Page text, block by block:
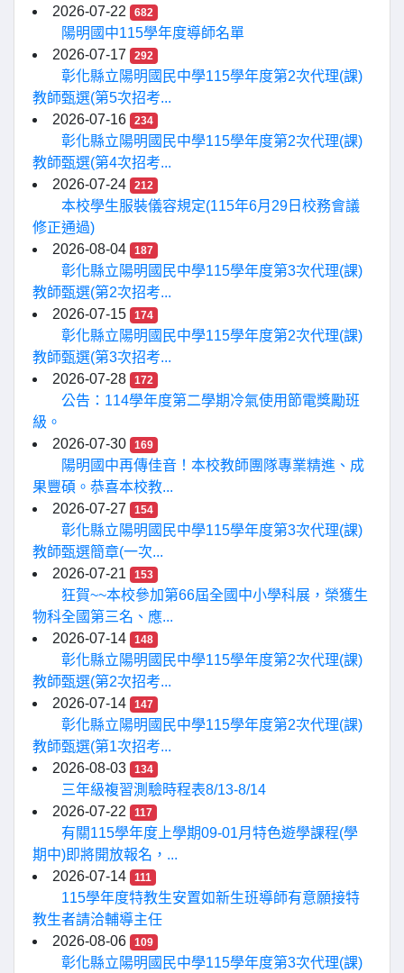
2026-07-22
682
陽明國中115學年度導師名單
2026-07-17
292
彰化縣立陽明國民中學115學年度第2次代理(課)
教師甄選(第5次招考...
2026-07-16
234
彰化縣立陽明國民中學115學年度第2次代理(課)
教師甄選(第4次招考...
2026-07-24
212
本校學生服裝儀容規定(115年6月29日校務會議
修正通過)
2026-08-04
187
彰化縣立陽明國民中學115學年度第3次代理(課)
教師甄選(第2次招考...
2026-07-15
174
彰化縣立陽明國民中學115學年度第2次代理(課)
教師甄選(第3次招考...
2026-07-28
172
公告：114學年度第二學期冷氣使用節電獎勵班
級。
2026-07-30
169
陽明國中再傳佳音！本校教師團隊專業精進、成
果豐碩。恭喜本校教...
2026-07-27
154
彰化縣立陽明國民中學115學年度第3次代理(課)
教師甄選簡章(一次...
2026-07-21
153
狂賀~~本校參加第66屆全國中小學科展，榮獲生
物科全國第三名、應...
2026-07-14
148
彰化縣立陽明國民中學115學年度第2次代理(課)
教師甄選(第2次招考...
2026-07-14
147
彰化縣立陽明國民中學115學年度第2次代理(課)
教師甄選(第1次招考...
2026-08-03
134
三年級複習測驗時程表8/13-8/14
2026-07-22
117
有關115學年度上學期09-01月特色遊學課程(學
期中)即將開放報名，...
2026-07-14
111
115學年度特教生安置如新生班導師有意願接特
教生者請洽輔導主任
2026-08-06
109
彰化縣立陽明國民中學115學年度第3次代理(課)